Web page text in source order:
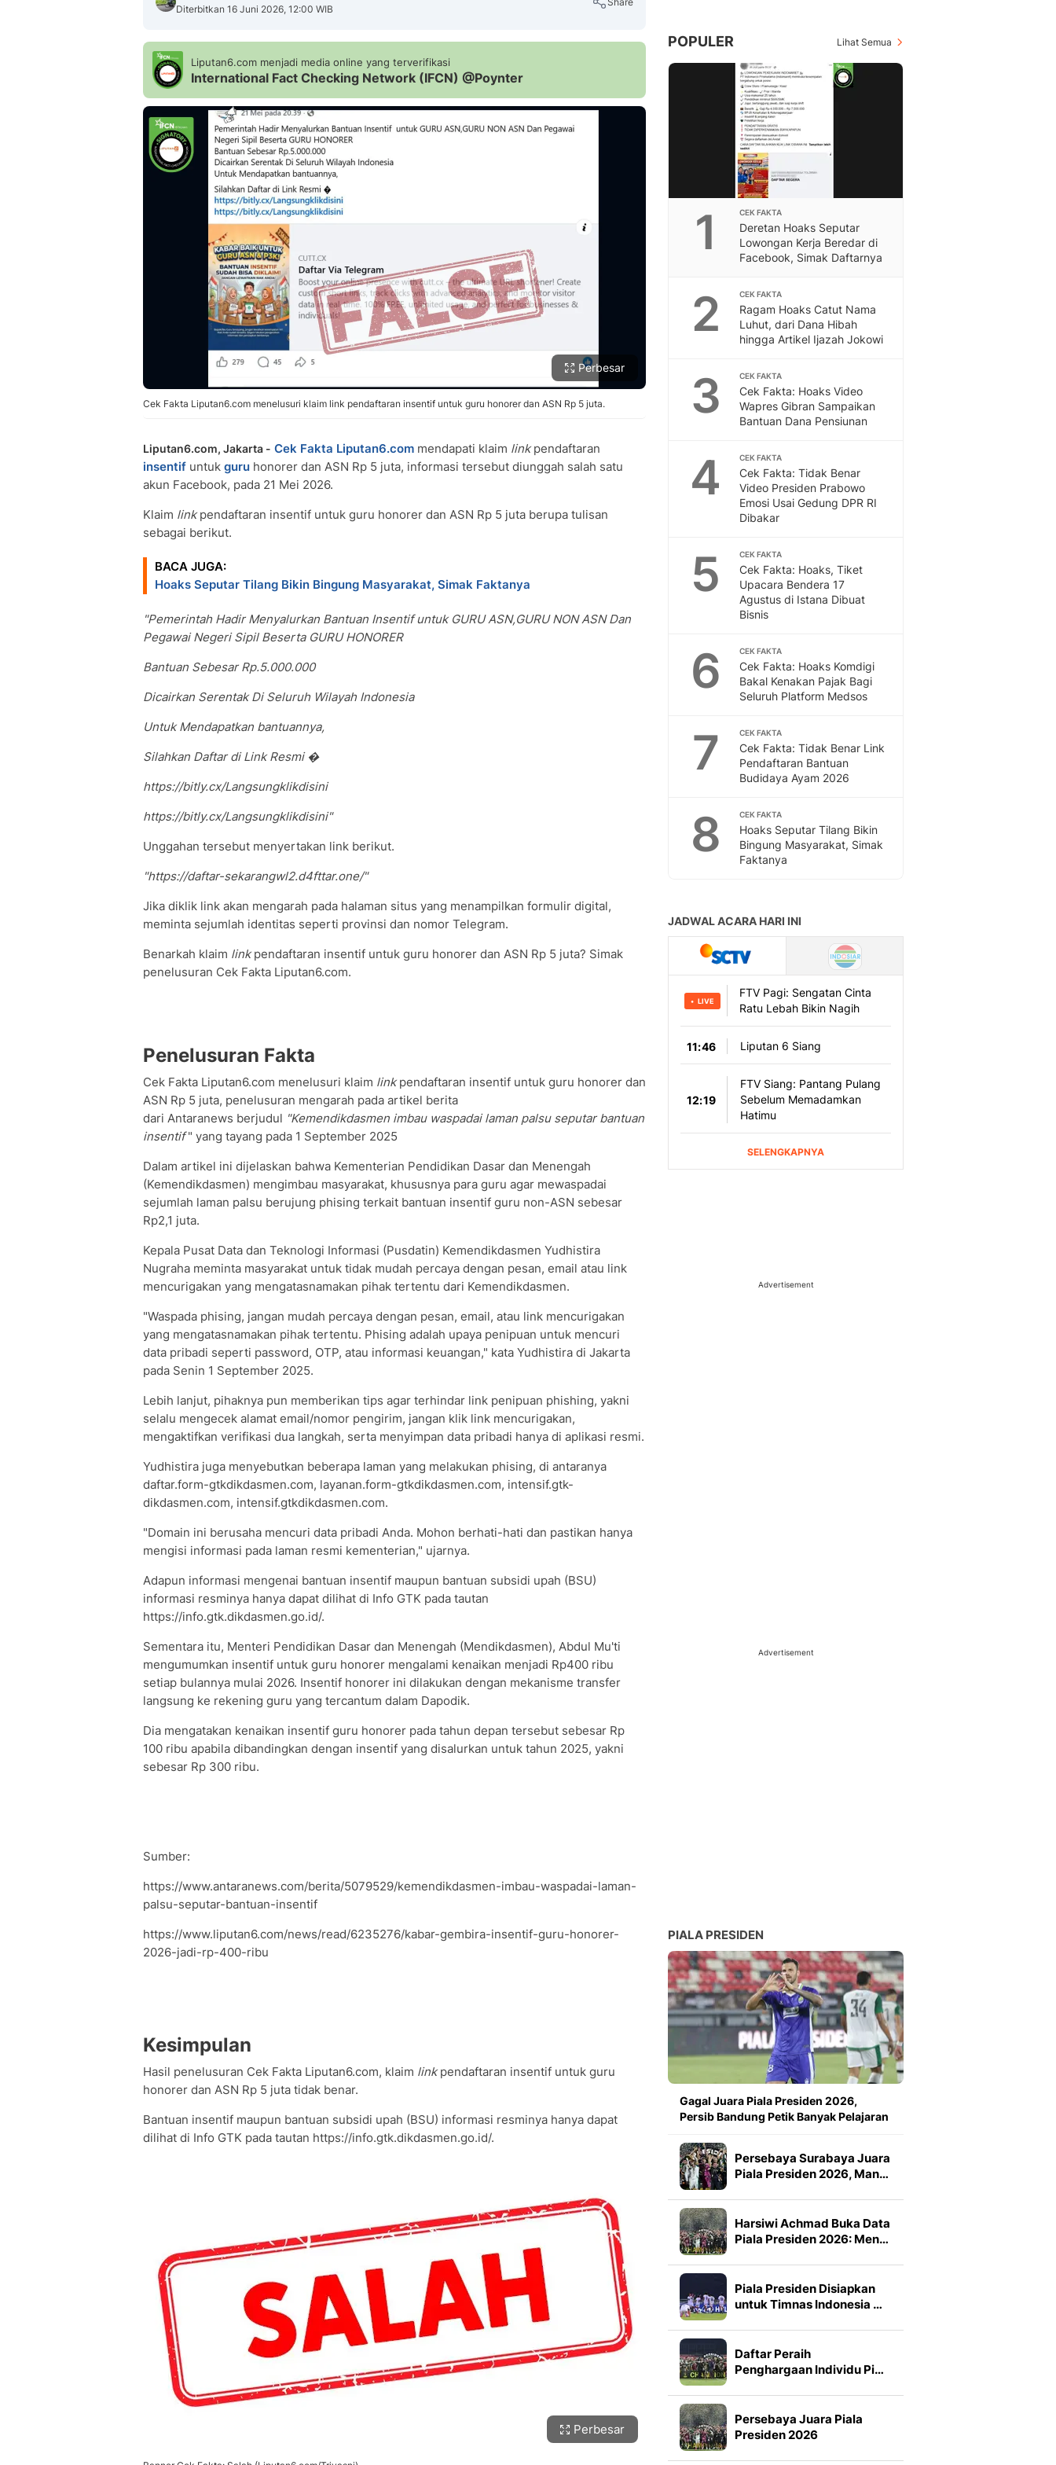
Diterbitkan 16 Juni 2026, 12:00 WIB
Liputan6.com menjadi media online yang terverifikasi
International Fact Checking Network (IFCN) @Poynter
Perbesar
Cek Fakta Liputan6.com menelusuri klaim link pendaftaran insentif untuk guru honorer dan ASN Rp 5 juta.
Liputan6.com, Jakarta - Cek Fakta Liputan6.com mendapati klaim linkpendaftaran
insentif untuk guru honorer dan ASN Rp 5 juta, informasi tersebut diunggah salah satu
akun Facebook, pada 21 Mei 2026.
Klaim linkpendaftaran insentif untuk guru honorer dan ASN Rp 5 juta berupa tulisan
sebagai berikut.
BACA JUGA:
Hoaks Seputar Tilang Bikin Bingung Masyarakat, Simak Faktanya
"Pemerintah Hadir Menyalurkan Bantuan Insentif untuk GURU ASN,GURU NON ASN Dan
Pegawai Negeri Sipil Beserta GURU HONORER
Bantuan Sebesar Rp.5.000.000
Dicairkan Serentak Di Seluruh Wilayah Indonesia
Untuk Mendapatkan bantuannya,
Silahkan Daftar di Link Resmi �
https://bitly.cx/Langsungklikdisini
https://bitly.cx/Langsungklikdisini"
Unggahan tersebut menyertakan link berikut.
"https://daftar-sekarangwl2.d4fttar.one/"
Jika diklik link akan mengarah pada halaman situs yang menampilkan formulir digital,
meminta sejumlah identitas seperti provinsi dan nomor Telegram.
Benarkah klaim linkpendaftaran insentif untuk guru honorer dan ASN Rp 5 juta? Simak
penelusuran Cek Fakta Liputan6.com.
Penelusuran Fakta
Cek Fakta Liputan6.com menelusuri klaim linkpendaftaran insentif untuk guru honorer dan
ASN Rp 5 juta, penelusuran mengarah pada artikel berita
dari Antaranews berjudul "Kemendikdasmen imbau waspadai laman palsu seputar bantuan
insentif" yang tayang pada 1 September 2025
Dalam artikel ini dijelaskan bahwa Kementerian Pendidikan Dasar dan Menengah
(Kemendikdasmen) mengimbau masyarakat, khususnya para guru agar mewaspadai
sejumlah laman palsu berujung phising terkait bantuan insentif guru non-ASN sebesar
Rp2,1 juta.
Kepala Pusat Data dan Teknologi Informasi (Pusdatin) Kemendikdasmen Yudhistira
Nugraha meminta masyarakat untuk tidak mudah percaya dengan pesan, email atau link
mencurigakan yang mengatasnamakan pihak tertentu dari Kemendikdasmen.
"Waspada phising, jangan mudah percaya dengan pesan, email, atau link mencurigakan
yang mengatasnamakan pihak tertentu. Phising adalah upaya penipuan untuk mencuri
data pribadi seperti password, OTP, atau informasi keuangan," kata Yudhistira di Jakarta
pada Senin 1 September 2025.
Lebih lanjut, pihaknya pun memberikan tips agar terhindar link penipuan phishing, yakni
selalu mengecek alamat email/nomor pengirim, jangan klik link mencurigakan,
mengaktifkan verifikasi dua langkah, serta menyimpan data pribadi hanya di aplikasi resmi.
Yudhistira juga menyebutkan beberapa laman yang melakukan phising, di antaranya
daftar.form-gtkdikdasmen.com, layanan.form-gtkdikdasmen.com, intensif.gtk-
dikdasmen.com, intensif.gtkdikdasmen.com.
"Domain ini berusaha mencuri data pribadi Anda. Mohon berhati-hati dan pastikan hanya
mengisi informasi pada laman resmi kementerian," ujarnya.
Adapun informasi mengenai bantuan insentif maupun bantuan subsidi upah (BSU)
informasi resminya hanya dapat dilihat di Info GTK pada tautan
https://info.gtk.dikdasmen.go.id/.
Sementara itu, Menteri Pendidikan Dasar dan Menengah (Mendikdasmen), Abdul Mu'ti
mengumumkan insentif untuk guru honorer mengalami kenaikan menjadi Rp400 ribu
setiap bulannya mulai 2026. Insentif honorer ini dilakukan dengan mekanisme transfer
langsung ke rekening guru yang tercantum dalam Dapodik.
Dia mengatakan kenaikan insentif guru honorer pada tahun depan tersebut sebesar Rp
100 ribu apabila dibandingkan dengan insentif yang disalurkan untuk tahun 2025, yakni
sebesar Rp 300 ribu.
Sumber:
https://www.antaranews.com/berita/5079529/kemendikdasmen-imbau-waspadai-laman-
palsu-seputar-bantuan-insentif
https://www.liputan6.com/news/read/6235276/kabar-gembira-insentif-guru-honorer-
2026-jadi-rp-400-ribu
Kesimpulan
Hasil penelusuran Cek Fakta Liputan6.com, klaim linkpendaftaran insentif untuk guru
honorer dan ASN Rp 5 juta tidak benar.
Bantuan insentif maupun bantuan subsidi upah (BSU) informasi resminya hanya dapat
dilihat di Info GTK pada tautan https://info.gtk.dikdasmen.go.id/.
Perbesar
POPULER Lihat Semua
1 CEK FAKTA
Deretan Hoaks Seputar
Lowongan Kerja Beredar di
Facebook, Simak Daftarnya
2 CEK FAKTA
Ragam Hoaks Catut Nama
Luhut, dari Dana Hibah
hingga Artikel Ijazah Jokowi
3 CEK FAKTA
Cek Fakta: Hoaks Video
Wapres Gibran Sampaikan
Bantuan Dana Pensiunan
4 CEK FAKTA
Cek Fakta: Tidak Benar
Video Presiden Prabowo
Emosi Usai Gedung DPR RI
Dibakar
5 CEK FAKTA
Cek Fakta: Hoaks, Tiket
Upacara Bendera 17
Agustus di Istana Dibuat
Bisnis
6 CEK FAKTA
Cek Fakta: Hoaks Komdigi
Bakal Kenakan Pajak Bagi
Seluruh Platform Medsos
7 CEK FAKTA
Cek Fakta: Tidak Benar Link
Pendaftaran Bantuan
Budidaya Ayam 2026
8 CEK FAKTA
Hoaks Seputar Tilang Bikin
Bingung Masyarakat, Simak
Faktanya
Advertisement
Advertisement
PIALA PRESIDEN
Gagal Juara Piala Presiden 2026,
Persib Bandung Petik Banyak Pelajaran
Persebaya Surabaya Juara
Piala Presiden 2026, Man…
Harsiwi Achmad Buka Data
Piala Presiden 2026: Men…
Piala Presiden Disiapkan
untuk Timnas Indonesia …
Daftar Peraih
Penghargaan Individu Pi…
Persebaya Juara Piala
Presiden 2026